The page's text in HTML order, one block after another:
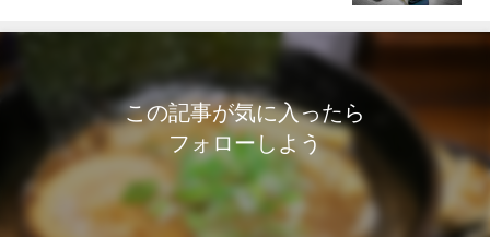
この記事が気に入ったら
フォローしよう